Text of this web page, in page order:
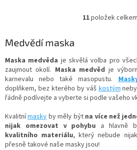
O
d
a
c
í
p
v
k
y
11položek celkem
Medvědí maska
Maska medvěda je skvělá volba pro
zaujmout okolí. Maska medvěd je
karnevalu nebo také masopustu.
doplňkem, bez kterého by váš kostým
řádně podívejte a vyberte si podle vašeho
Kvalitnímasky by měly být na více než
nijak omezovat v pohybu a hlavně
kvalitního materiálu, který nebude
přesně takové naše masky jsou!